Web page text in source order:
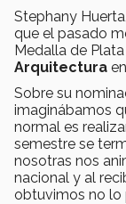
Stephany
que el pasado
Medalla de Plata
Arquitectura
Sobre su
imaginábamos
normal es
semestre se
nosotras nos
nacional y al
obtuvimos no lo